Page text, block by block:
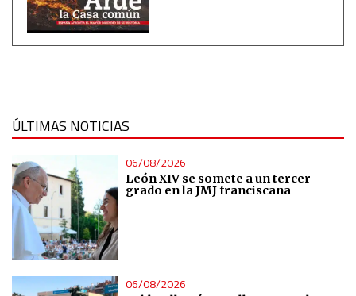
ÚLTIMAS NOTICIAS
06/08/2026
León XIV se somete a un tercer
grado en la JMJ franciscana
06/08/2026
Essential